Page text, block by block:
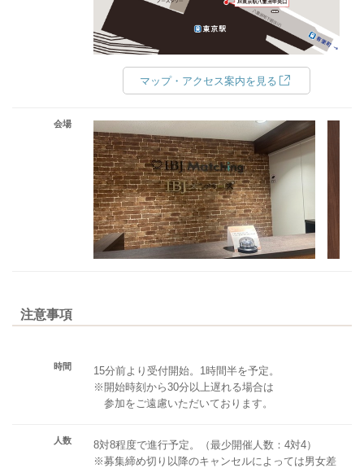
マップ・アクセス案内を見る
会場
注意事項
時間
15分前より受付開始。1時間半を予定。
※開始時刻から30分以上遅れる場合は
参加をご遠慮いただいております。
人数
8対8程度で進行予定。（最少開催人数：4対4）
※募集締め切り以降のキャンセルによっては男女差